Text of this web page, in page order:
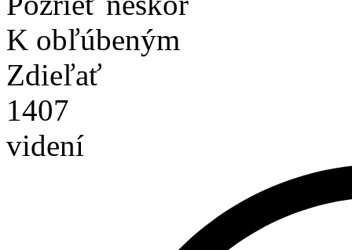
K obľúbeným
Zdieľať
1407
videní